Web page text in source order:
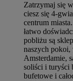
Zatrzymaj się
ciesz się 4-
centrum
łatwo
pobliżu są
naszych
Amsterdamie,
soliści i turyści
bufetowe i